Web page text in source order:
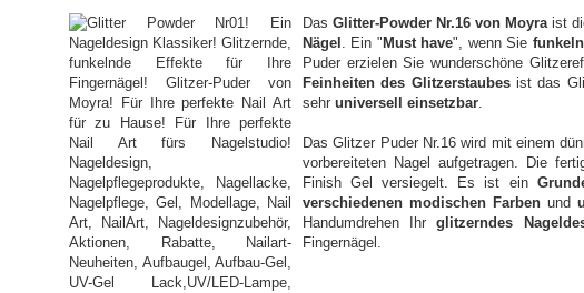
DasGlitter-Powder Nr.16 von Moyraist
Nägel . Ein " Must have", wenn Sie
Puder erzielen Sie wunderschöne
Feinheiten des Glitzerstaubesist das
sehr universell einsetzbar.
Das Glitzer Puder Nr.16 wird mit einem
vorbereiteten Nagel aufgetragen. Die
Finish Gel versiegelt. Es ist ein
verschiedenen modischen Farbenund
Handumdrehen Ihrglitzerndes
Fingernägel.